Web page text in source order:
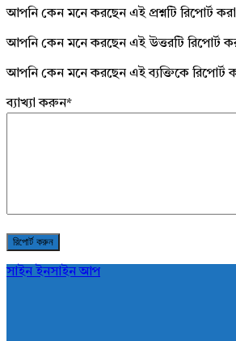
আপনি কেন মনে করছেন এই প্রশ্নটি রিপোর্ট
আপনি কেন মনে করছেন এই উত্তরটি রিপোর্ট
আপনি কেন মনে করছেন এই ব্যক্তিকে রিপোর্ট
ব্যাখ্যা করুন*
সাইন ইনসাইন আপ